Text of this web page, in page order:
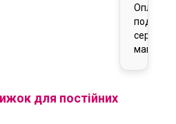
Оплата
магазину
для постійних